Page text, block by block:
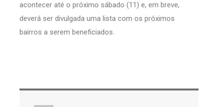
acontecer até o próximo sábado (11) e, em breve,
deverá ser divulgada uma lista com os próximos
bairros a serem beneficiados.